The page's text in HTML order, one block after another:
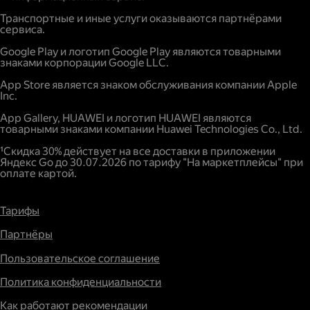
Повышенный спрос.
Транспортные и иные услуги оказываются партнёрами
сервиса.
Google Play и логотип Google Play являются товарными
знаками корпорации Google LLC.
App Store является знаком обслуживания компании Apple
Inc.
App Gallery, HUAWEI и логотип HUAWEI являются
товарными знаками компании Huawei Technologies Co., Ltd.
¹Скидка 30% действует на все доставки в приложении
Яндекс Go до 30.07.2026 по тарифу "На маркетплейсы" при
оплате картой.
Тарифы
Партнёры
Пользовательское соглашение
Политика конфиденциальности
Как работают рекомендации